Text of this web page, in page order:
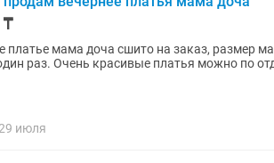
₸
платье мама доча сшито на заказ, размер
раз. Очень красивые платья можно по
июля